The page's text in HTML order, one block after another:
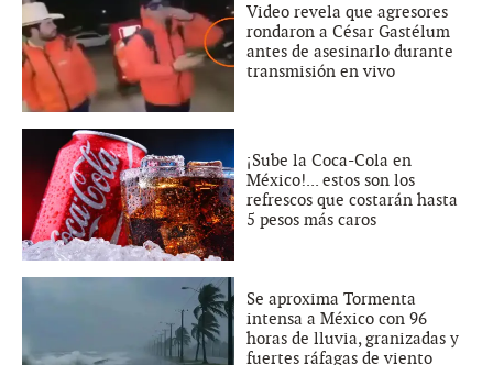
Video revela que agresores
rondaron a César Gastélum
antes de asesinarlo durante
transmisión en vivo
¡Sube la Coca-Cola en
México!... estos son los
refrescos que costarán hasta
5 pesos más caros
Se aproxima Tormenta
intensa a México con 96
horas de lluvia, granizadas y
fuertes ráfagas de viento